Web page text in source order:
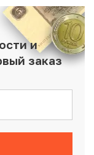
и
заказ